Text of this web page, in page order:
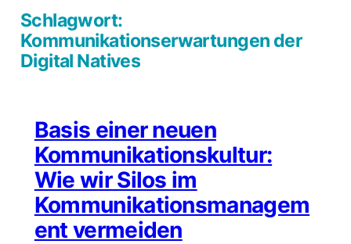
Schlagwort:
Kommunikationserwartungen der
Digital Natives
Basis einer neuen
Kommunikationskultur:
Wie wir Silos im
Kommunikationsmanagem
ent vermeiden